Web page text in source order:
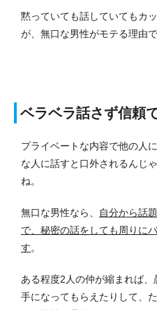
黙っていても話していてもカ
が、無口な男性がモテる理由で
ベラベラ話さず信頼
プライベートな内容で他の人
な人に話すと口外されるんじ
ね。
無口な男性なら、
自分から話
で、秘密の話をしても周りに
す。
ある程度2人の仲が縮まれば
手になってもらえたりして、